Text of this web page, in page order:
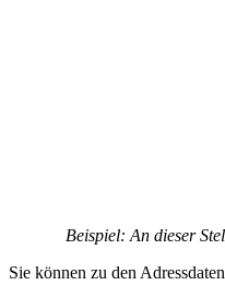
Beispiel: An dieser
Sie können zu den